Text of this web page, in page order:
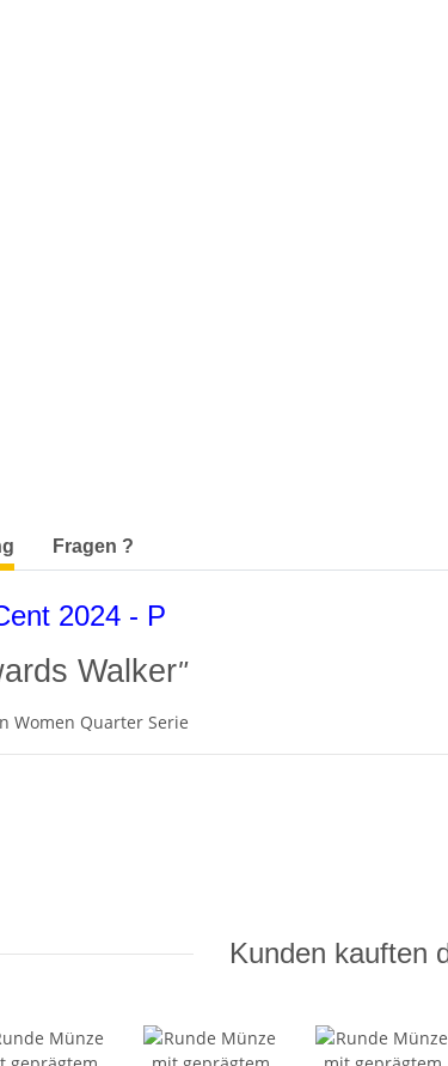
anzeigen
Fragen ?
2024 - P
Walker"
Women Quarter Serie
Kunden kauften